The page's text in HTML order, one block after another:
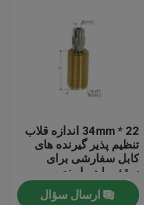
22 * 34mm اندازه قلاب
تنظیم پذیر گیرنده های
کابل سفارشی برای
سقف یا دیوار نصب
ارسال سؤال